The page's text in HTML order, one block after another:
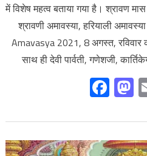
में विशेष महत्व बताया गया है। श्रावण
श्रावणी अमावस्या, हरियाली
Amavasya 2021, 8 अगस्त, रविवार
साथ ही देवी पार्वती, गणेशजी,